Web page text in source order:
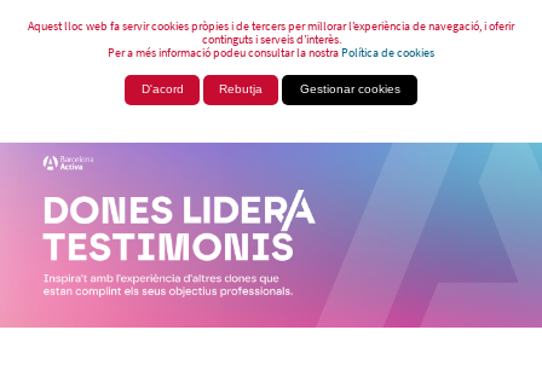
Aquest lloc web fa servir cookies pròpies i de tercers per millorar l’experiència de navegació, i oferir
continguts i serveis d’interès.
Per a més informació podeu consultar la nostraPolítica de cookies
D'acord Rebutja Gestionar cookies